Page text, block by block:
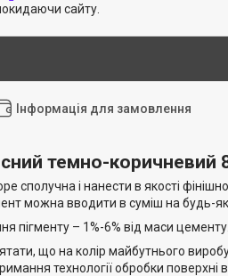
сайту.
Інформація для замовлення
темно-коричневий
сполучна і нанести в якості
можна вводити в суміш на будь-
пігменту – 1%-6% від маси цементу.
що на колір майбутнього виробу
технології обробки